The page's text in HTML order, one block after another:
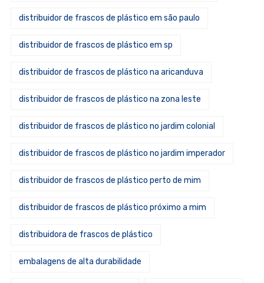
distribuidor de frascos de plástico em são paulo
distribuidor de frascos de plástico em sp
distribuidor de frascos de plástico na aricanduva
distribuidor de frascos de plástico na zona leste
distribuidor de frascos de plástico no jardim colonial
distribuidor de frascos de plástico no jardim imperador
distribuidor de frascos de plástico perto de mim
distribuidor de frascos de plástico próximo a mim
distribuidora de frascos de plástico
embalagens de alta durabilidade